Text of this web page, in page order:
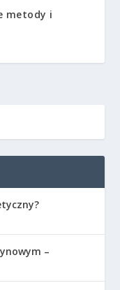
metody i
–